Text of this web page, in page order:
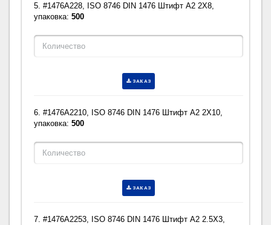
5. #1476A228, ISO 8746 DIN 1476 Штифт A2 2X8,
упаковка:500
ЗАКАЗ
6. #1476A2210, ISO 8746 DIN 1476 Штифт A2 2X10,
упаковка:500
ЗАКАЗ
7. #1476A2253, ISO 8746 DIN 1476 Штифт A2 2.5X3,